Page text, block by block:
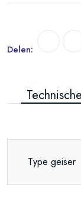
Delen:
Type geiser